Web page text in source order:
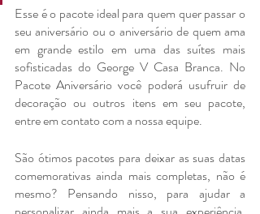
Esse é o pacote ideal para quem quer passar o
seu aniversário ou o aniversário de quem ama
em grande estilo em uma das suítes mais
sofisticadas do George V Casa Branca. No
Pacote Aniversário você poderá usufruir de
decoração ou outros itens em seu pacote,
entre em contato com a nossa equipe.
São ótimos pacotes para deixar as suas datas
comemorativas ainda mais completas, não é
mesmo? Pensando nisso, para ajudar a